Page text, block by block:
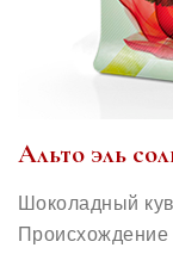
Альто эль
Шоколадный
Происхождение